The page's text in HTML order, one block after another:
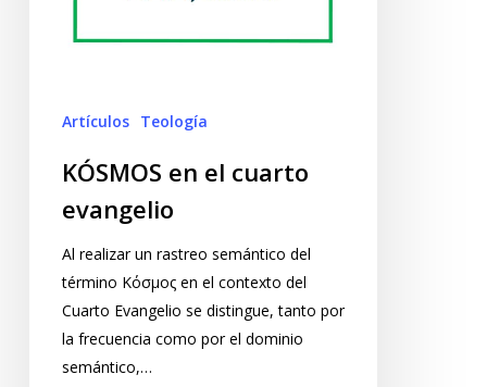
Artículos Teología
KÓSMOS en el cuarto
evangelio
Al realizar un rastreo semántico del
término Κόσμος en el contexto del
Cuarto Evangelio se distingue, tanto por
la frecuencia como por el dominio
semántico,…